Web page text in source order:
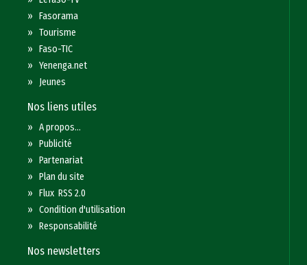
»Fasorama
»Tourisme
»Faso-TIC
»Yenenga.net
» Jeunes
Nos liens utiles
»A propos...
»Publicité
»Partenariat
»Plan du site
»Flux RSS 2.0
»Condition d'utilisation
»Responsabilité
Nos newsletters